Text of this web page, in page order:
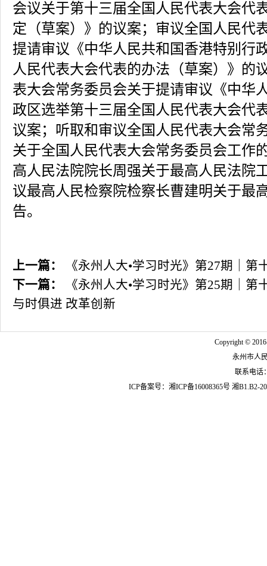
会议关于第十三届全国人民代表大会代
定（草案）》的议案；审议全国人民代
提请审议《中华人民共和国香港特别行
人民代表大会代表的办法（草案）》的
表大会常务委员会关于提请审议《中华
政区选举第十三届全国人民代表大会代
议案；听取和审议全国人民代表大会常
关于全国人民代表大会常务委员会工作
高人民法院院长周强关于最高人民法院
议最高人民检察院检察长曹建明关于最
告。
上一篇：
《永州人大•学习时光》第27期｜
下一篇：
《永州人大•学习时光》第25期｜
与时俱进 改革创新
Copyright ©
永州市人
联系电话
ICP备案号： 湘ICP备16008365号 湘B1.B2-